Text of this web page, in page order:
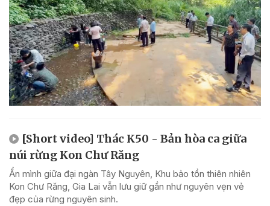
[Short video] Thác K50 - Bản hòa ca giữa
núi rừng Kon Chư Răng
Ẩn mình giữa đại ngàn Tây Nguyên, Khu bảo tồn thiên nhiên
Kon Chư Răng, Gia Lai vẫn lưu giữ gần như nguyên vẹn vẻ
đẹp của rừng nguyên sinh.